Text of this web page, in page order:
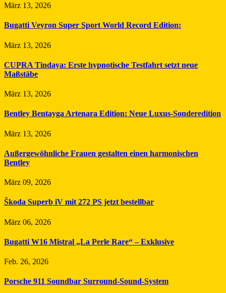
März 13, 2026
Bugatti Veyron Super Sport World Record Edition:
März 13, 2026
CUPRA Tindaya: Erste hypnotische Testfahrt setzt neue
Maßstäbe
März 13, 2026
Bentley Bentayga Artenara Edition: Neue Luxus-Sonderedition
März 13, 2026
Außergewöhnliche Frauen gestalten einen harmonischen
Bentley
März 09, 2026
Škoda Superb iV mit 272 PS jetzt bestellbar
März 06, 2026
Bugatti W16 Mistral „La Perle Rare“ – Exklusive
Feb. 26, 2026
Porsche 911 Soundbar Surround-Sound-System